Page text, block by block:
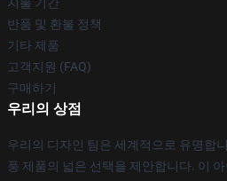
반품 및 환불 정책
기타 제품
고객지원 (FAQ)
구매하기
우리의 상점
우리의 디자인 팀은 세계적으로 유명합
풍 제품의 넓은 선택을 제안합니다. 이